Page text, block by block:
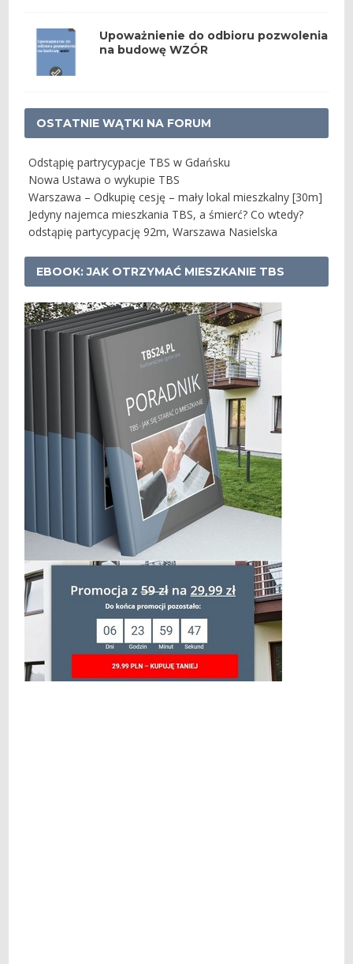
Upoważnienie do odbioru pozwolenia
na budowę WZÓR
OSTATNIE WĄTKI NA FORUM
Odstąpię partrycypacje TBS w Gdańsku
Nowa Ustawa o wykupie TBS
Warszawa – Odkupię cesję – mały lokal mieszkalny [30m]
Jedyny najemca mieszkania TBS, a śmierć? Co wtedy?
odstąpię partycypację 92m, Warszawa Nasielska
EBOOK: JAK OTRZYMAĆ MIESZKANIE TBS